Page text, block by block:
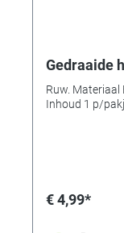
Gedraaide
Ruw. Materiaal
Inhoud 1 p/
€ 4,99*